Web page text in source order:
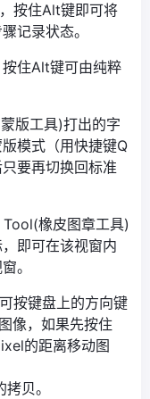
按住Alt键即可将
记录状态。
住Alt键可由纯粹
版工具)打出的字
模式（用快捷键Q
要再切换回标准
橡皮图章工具)
即可在该视窗内
。
按键盘上的方向键
像，如果先按住
的距离移动图
贝。